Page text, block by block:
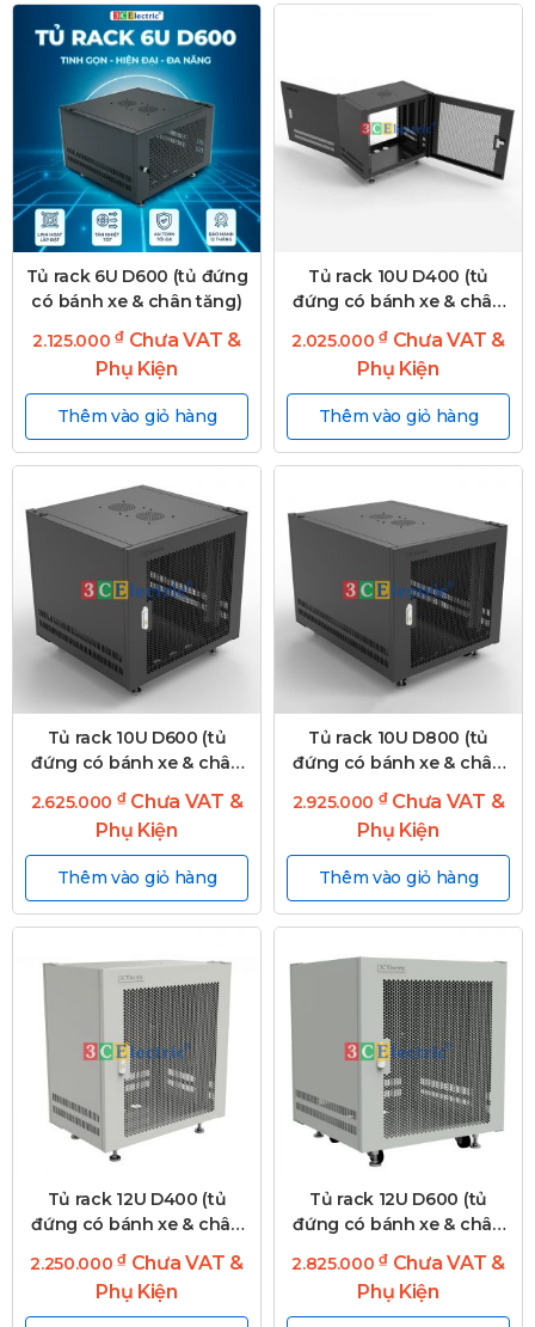
Tủ rack 6U D600 (tủ đứng
có bánh xe & chân tăng)
2.125.000₫ Chưa VAT &
Phụ Kiện
Thêm vào giỏ hàng
Tủ rack 10U D400 (tủ
đứng có bánh xe & chân
tăng)
2.025.000₫ Chưa VAT &
Phụ Kiện
Thêm vào giỏ hàng
Tủ rack 10U D600 (tủ
đứng có bánh xe & chân
tăng)
2.625.000 ₫Chưa VAT &
Phụ Kiện
Thêm vào giỏ hàng
Tủ rack 10U D800 (tủ
đứng có bánh xe & chân
tăng)
2.925.000 ₫Chưa VAT &
Phụ Kiện
Thêm vào giỏ hàng
Tủ rack 12U D400 (tủ
đứng có bánh xe & chân
tăng)
2.250.000₫ Chưa VAT &
Phụ Kiện
Tủ rack 12U D600 (tủ
đứng có bánh xe & chân
tăng)
2.825.000₫ Chưa VAT &
Phụ Kiện